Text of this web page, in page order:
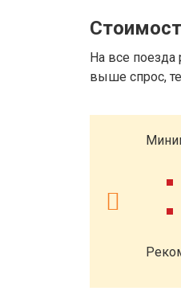
На все поезда
выше спрос,